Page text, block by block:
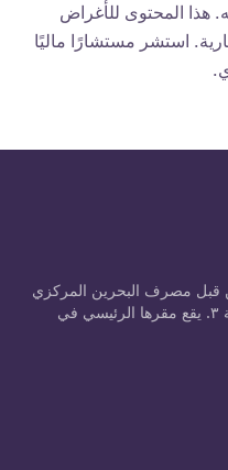
هذا المحتوى للأغراض
استشر مستشارًا ماليًا
مصرف البحرين المركزي
كمزود خدمة الأصول المشفرة من الفئة ٣. يقع مقرها الرئيسي في